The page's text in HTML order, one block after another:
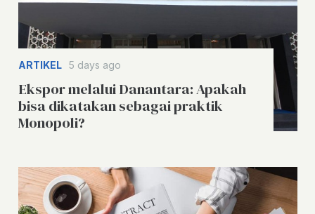
ARTIKEL 5 days ago
Ekspor melalui Danantara: Apakah
bisa dikatakan sebagai praktik
Monopoli?